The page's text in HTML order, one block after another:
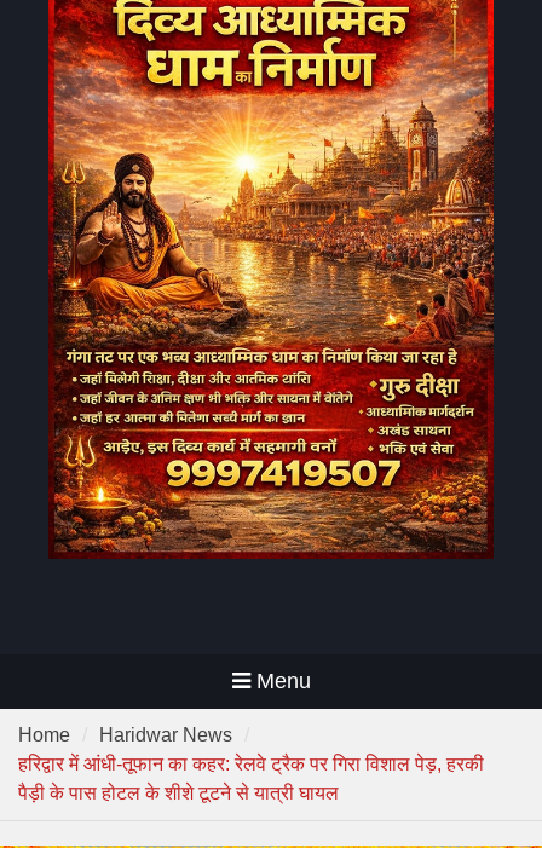
Menu
Home
Haridwar News
हरिद्वार में आंधी-तूफान का कहर: रेलवे ट्रैक पर गिरा विशाल पेड़, हरकी
पैड़ी के पास होटल के शीशे टूटने से यात्री घायल